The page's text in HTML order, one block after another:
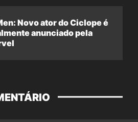
Novo ator do Ciclope é
anunciado pela